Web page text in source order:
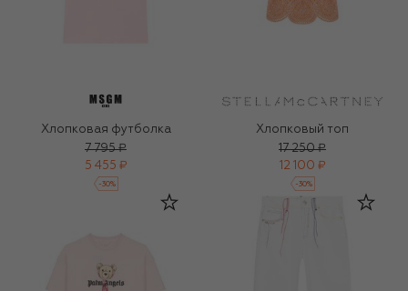
Хлопковая футболка
7 795 ₽
5 455 ₽
-30%
Хлопковый топ
17 250 ₽
12 100 ₽
-30%